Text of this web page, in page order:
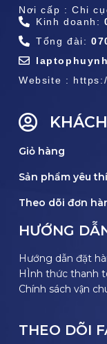
Nơi cấp : Chi
Kinh doanh:
Tổng đài:
Website :
Giỏ hàng
Sản phẩm yêu
Theo dõi đơn
HƯỚNG
Hướng dẫn đặt
HÌnh thức thanh
Chính sách vận
THEO DÕI